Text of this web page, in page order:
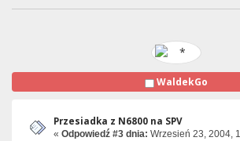
WaldekGo
Przesiadka z N6800 na SPV
« Odpowiedź #3 dnia: Wrzesień 23, 2004,